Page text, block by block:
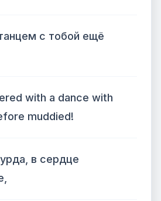
с тобой ещё
with a dance with
muddied!
в сердце